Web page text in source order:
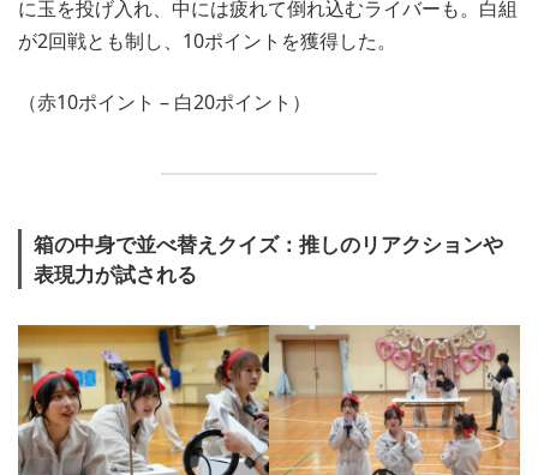
に玉を投げ入れ、中には疲れて倒れ込むライバーも。白組
が2回戦とも制し、10ポイントを獲得した。
（赤10ポイント – 白20ポイント）
箱の中身で並べ替えクイズ：推しのリアクションや
表現力が試される